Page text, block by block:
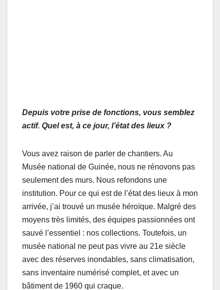
Depuis votre prise de fonctions, vous semblez
actif. Quel est, à ce jour, l’état des lieux ?
Vous avez raison de parler de chantiers. Au
Musée national de Guinée, nous ne rénovons pas
seulement des murs. Nous refondons une
institution. Pour ce qui est de l’état des lieux à mon
arrivée, j’ai trouvé un musée héroïque. Malgré des
moyens très limités, des équipes passionnées ont
sauvé l’essentiel : nos collections. Toutefois, un
musée national ne peut pas vivre au 21e siècle
avec des réserves inondables, sans climatisation,
sans inventaire numérisé complet, et avec un
bâtiment de 1960 qui craque.